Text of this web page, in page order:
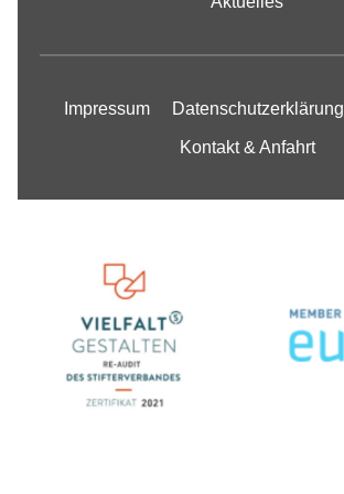
Impressum Datenschutzerklärung
Kontakt & Anfahrt